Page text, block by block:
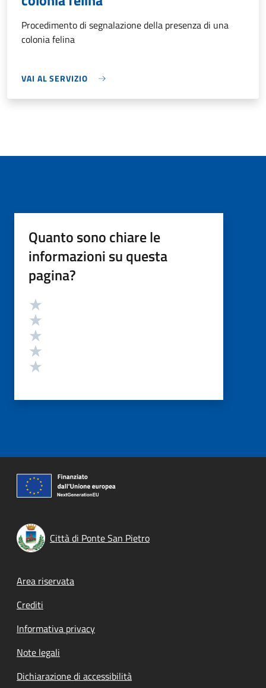
Procedimento di segnalazione della presenza di una
colonia felina
VAI AL SERVIZIO
Quanto sono chiare le
informazioni su questa
pagina?
Valutazione
Città di Ponte San Pietro
Footer menu
Area riservata
Crediti
Informativa privacy
Note legali
Dichiarazione di accessibilità